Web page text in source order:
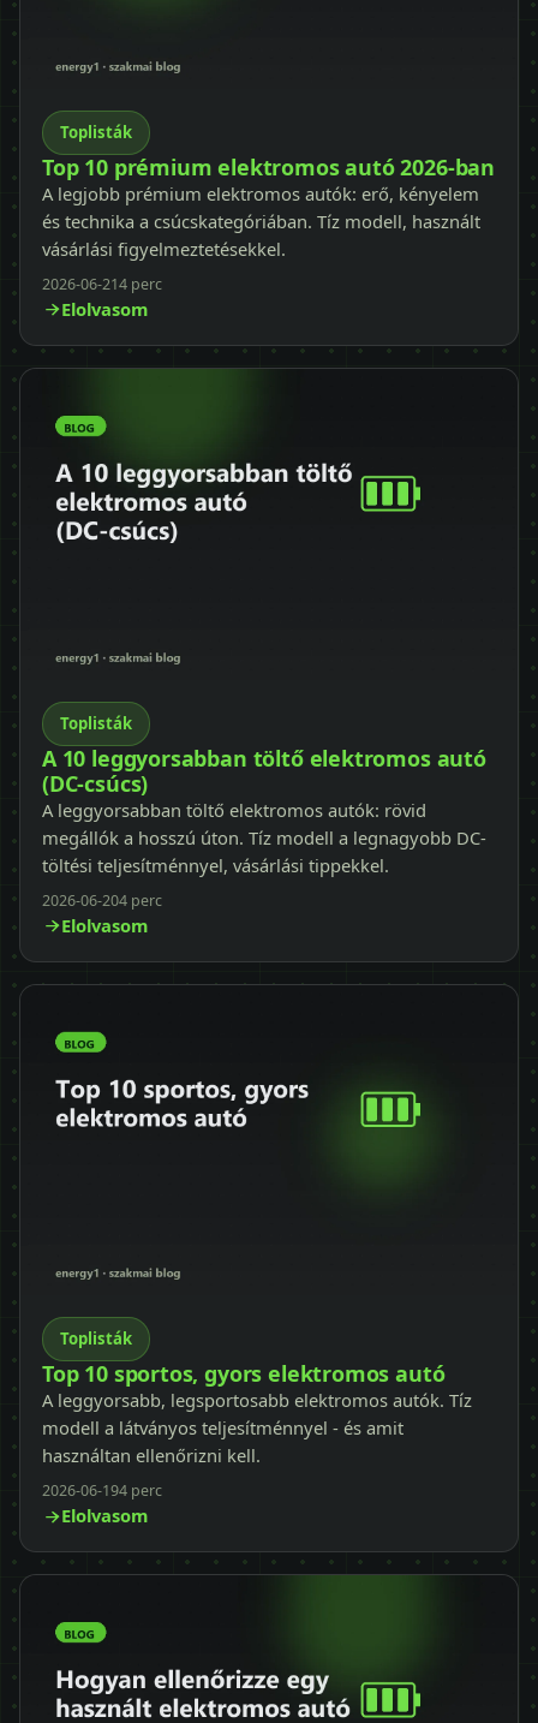
Toplisták
Top 10 prémium elektromos autó 2026-ban
A legjobb prémium elektromos autók: erő, kényelem
és technika a csúcskategóriában. Tíz modell, használt
vásárlási figyelmeztetésekkel.
2026-06-214 perc
Elolvasom
Toplisták
A 10 leggyorsabban töltő elektromos autó
(DC-csúcs)
A leggyorsabban töltő elektromos autók: rövid
megállók a hosszú úton. Tíz modell a legnagyobb DC-
töltési teljesítménnyel, vásárlási tippekkel.
2026-06-204 perc
Elolvasom
Toplisták
Top 10 sportos, gyors elektromos autó
A leggyorsabb, legsportosabb elektromos autók. Tíz
modell a látványos teljesítménnyel - és amit
használtan ellenőrizni kell.
2026-06-194 perc
Elolvasom